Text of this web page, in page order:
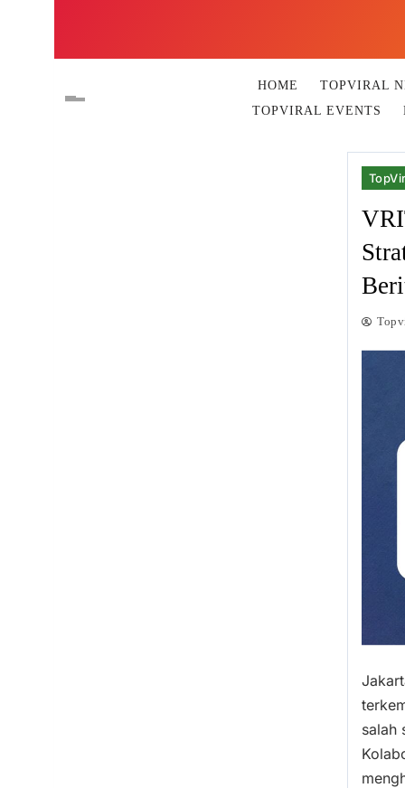
HOME TOPVIRAL
TOPVIRAL EVENTS
salah